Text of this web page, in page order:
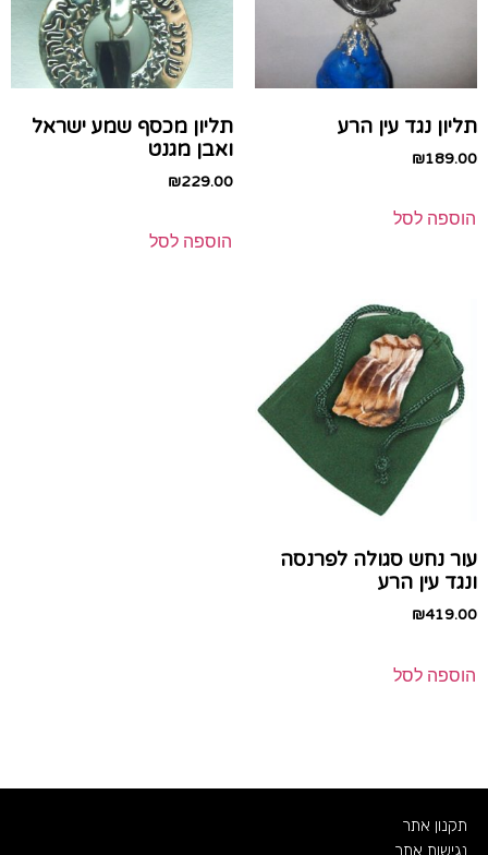
תליון נגד עין הרע
₪189.00
הוספה לסל
תליון מכסף שמע ישראל
ואבן מגנט
₪229.00
הוספה לסל
עור נחש סגולה לפרנסה
ונגד עין הרע
₪419.00
הוספה לסל
תקנון אתר
נגישות אתר